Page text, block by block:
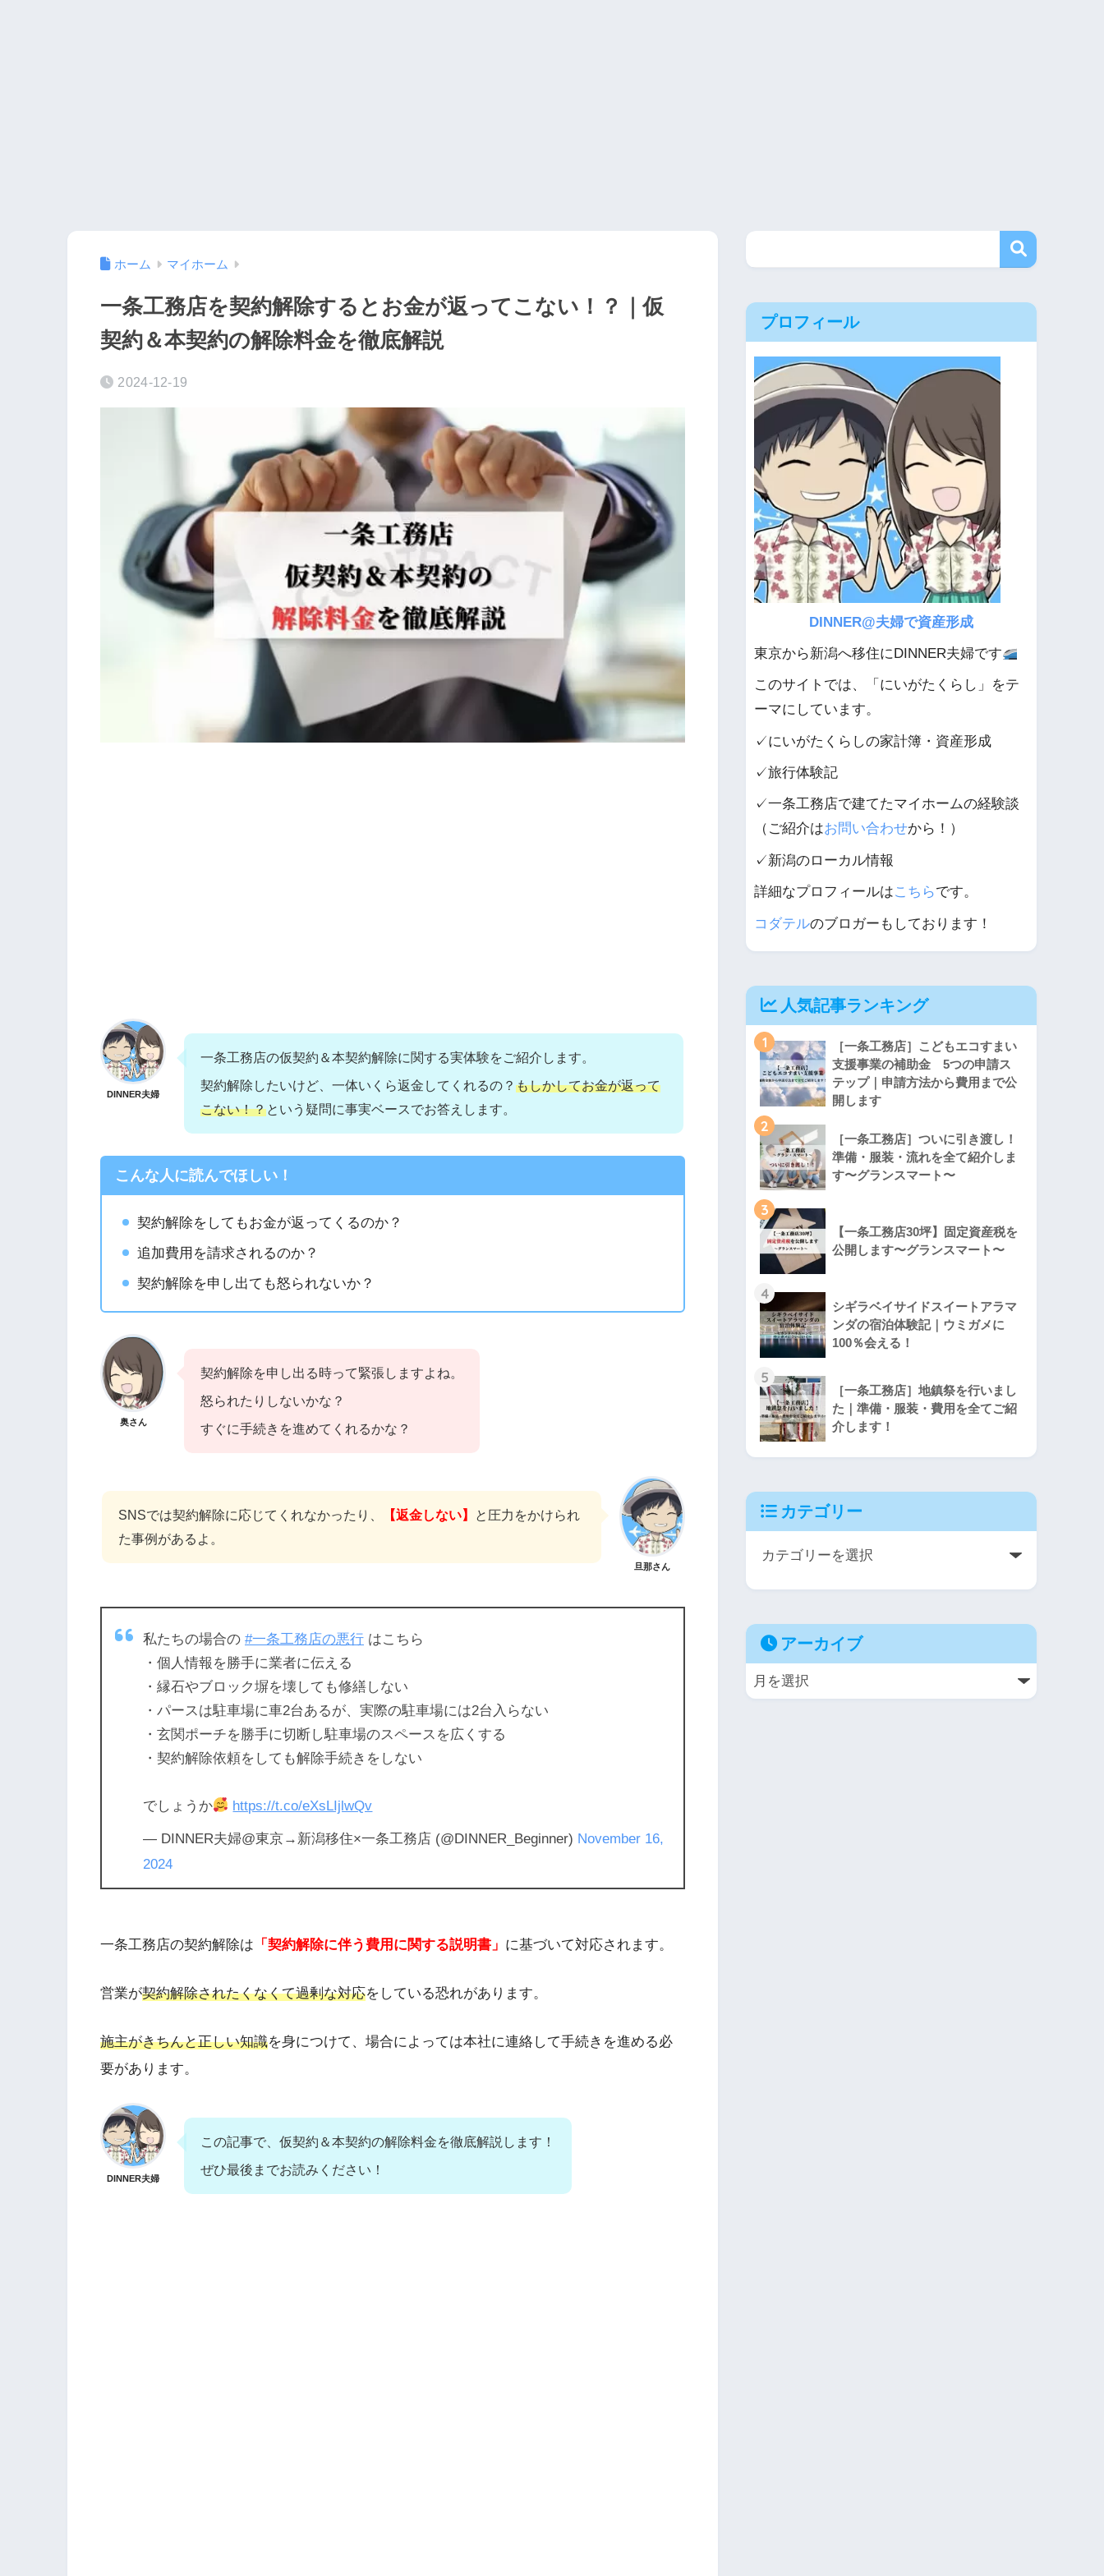
ホーム マイホーム
一条工務店を契約解除するとお金が返ってこない！？｜仮
契約＆本契約の解除料金を徹底解説
2024-12-19
DINNER夫婦
一条工務店の仮契約＆本契約解除に関する実体験をご紹介します。
契約解除したいけど、一体いくら返金してくれるの？ もしかしてお金が返って
こない！？という疑問に事実ベースでお答えします。
こんな人に読んでほしい！
契約解除をしてもお金が返ってくるのか？
追加費用を請求されるのか？
契約解除を申し出ても怒られないか？
奥さん
契約解除を申し出る時って緊張しますよね。
怒られたりしないかな？
すぐに手続きを進めてくれるかな？
旦那さん
SNSでは契約解除に応じてくれなかったり、 【返金しない】
と圧力をかけられ
た事例があるよ。
私たちの場合の #一条工務店の悪行 はこちら
・個人情報を勝手に業者に伝える
・縁石やブロック塀を壊しても修繕しない
・パースは駐車場に車2台あるが、実際の駐車場には2台入らない
・玄関ポーチを勝手に切断し駐車場のスペースを広くする
・契約解除依頼をしても解除手続きをしない
でしょうか https://t.co/eXsLIjlwQv
— DINNER夫婦@東京→新潟移住×一条工務店 (@DINNER_Beginner) November 16,
2024
一条工務店の契約解除は 「契約解除に伴う費用に関する説明書」 に基づいて対応されます。
営業が契約解除されたくなくて過剰な対応をしている恐れがあります。
施主がきちんと正しい知識を身につけて、場合によっては本社に連絡して手続きを進める必
要があります。
DINNER夫婦
この記事で、仮契約＆本契約の解除料金を徹底解説します！
ぜひ最後までお読みください！
プロフィール
DINNER@夫婦で資産形成
東京から新潟へ移住にDINNER夫婦です
このサイトでは、「にいがたくらし」をテ
ーマにしています。
✓にいがたくらしの家計簿・資産形成
✓旅行体験記
✓一条工務店で建てたマイホームの経験談
（ご紹介はお問い合わせから！）
✓新潟のローカル情報
詳細なプロフィールはこちらです。
コダテルのブロガーもしております！
人気記事ランキング
1
［一条工務店］こどもエコすまい
支援事業の補助金 5つの申請ス
テップ｜申請方法から費用まで公
開します
2
［一条工務店］ついに引き渡し！
準備・服装・流れを全て紹介しま
す〜グランスマート〜
3
【一条工務店30坪】固定資産税を
公開します〜グランスマート〜
4
シギラベイサイドスイートアラマ
ンダの宿泊体験記｜ウミガメに
100％会える！
5
［一条工務店］地鎮祭を行いまし
た｜準備・服装・費用を全てご紹
介します！
カテゴリー
アーカイブ